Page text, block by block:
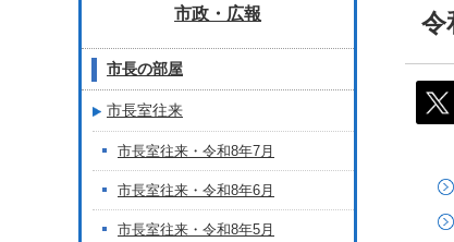
令
市政・広報
市長の部屋
市長室往来
市長室往来・令和8年7月
市長室往来・令和8年6月
市長室往来・令和8年5月